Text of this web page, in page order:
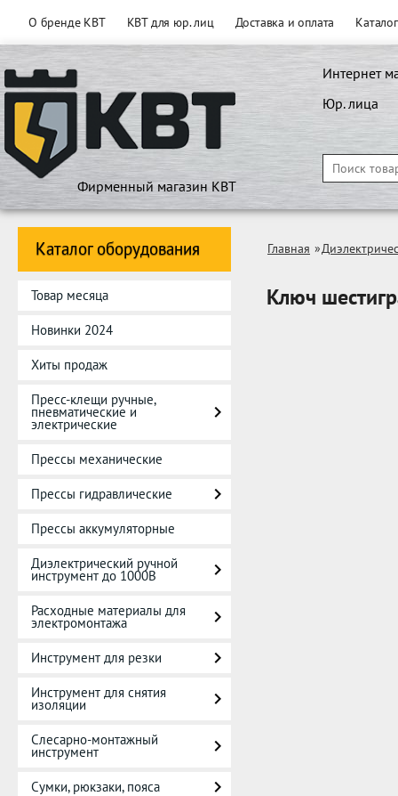
О бренде КВТ КВТ для юр. лиц Доставка и оплата
Фирменный магазин КВТ
Интернет
Юр. лица
Каталог оборудования
Товар месяца
Новинки 2024
Хиты продаж
Пресс-клещи ручные,
пневматические и
электрические
Прессы механические
Прессы гидравлические
Прессы аккумуляторные
Диэлектрический ручной
инструмент до 1000В
Расходные материалы для
электромонтажа
Инструмент для резки
Инструмент для снятия
изоляции
Слесарно-монтажный
инструмент
Сумки, рюкзаки, пояса
Главная »
Ключ